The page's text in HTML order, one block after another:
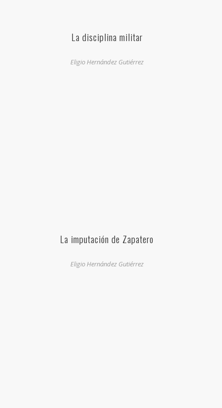
La disciplina militar
Eligio Hernández Gutiérrez
La imputación de Zapatero
Eligio Hernández Gutiérrez